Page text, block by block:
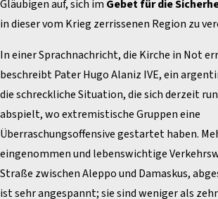
Gläubigen auf, sich im Gebet für die
in dieser vom Krieg zerrissenen Region zu
In einer Sprachnachricht, die Kirche in Not
beschreibt Pater Hugo Alaniz IVE, ein
die schreckliche Situation, die sich derzeit
abspielt, wo extremistische Gruppen eine
Überraschungsoffensive gestartet haben.
eingenommen und lebenswichtige
Straße zwischen Aleppo und Damaskus,
ist sehr angespannt; sie sind weniger als